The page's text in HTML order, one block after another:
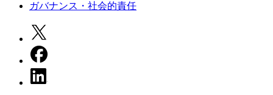
ガバナンス・社会的責任